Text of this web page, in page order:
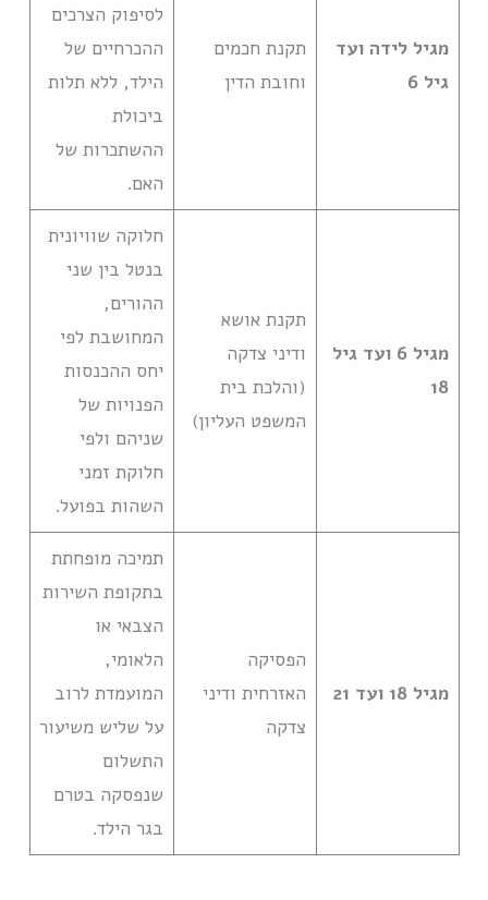
מגיל לידה ועד
גיל 6
תקנת חכמים
וחובת הדין
לסיפוק הצרכים
ההכרחיים של
הילד, ללא תלות
ביכולת
ההשתכרות של
האם.
מגיל 6 ועד גיל
18
תקנת אושא
ודיני צדקה
(והלכת בית
המשפט העליון)
חלוקה שוויונית
בנטל בין שני
ההורים,
המחושבת לפי
יחס ההכנסות
הפנויות של
שניהם ולפי
חלוקת זמני
השהות בפועל.
מגיל 18 ועד 21
הפסיקה
האזרחית ודיני
צדקה
תמיכה מופחתת
בתקופת השירות
הצבאי או
הלאומי,
המועמדת לרוב
על שליש משיעור
התשלום
שנפסקה בטרם
בגר הילד.